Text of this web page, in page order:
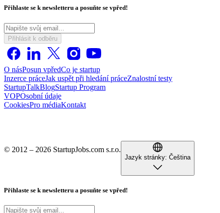
Přihlaste se k newsletteru a posuňte se vpřed!
Přihlásit k odběru
O násPosun vpředCo je startup
Inzerce práceJak uspět při hledání práceZnalostní testy
StartupTalkBlogStartup Program
VOPOsobní údaje
CookiesPro médiaKontakt
© 2012 – 2026 StartupJobs.com s.r.o.
Jazyk stránky: Čeština
Přihlaste se k newsletteru a posuňte se vpřed!